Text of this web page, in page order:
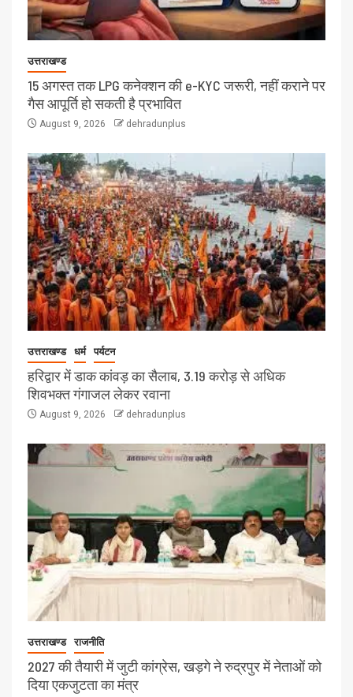
उत्तराखण्ड
15 अगस्त तक LPG कनेक्शन की e-KYC जरूरी, नहीं कराने पर
गैस आपूर्ति हो सकती है प्रभावित
August 9, 2026 dehradunplus
उत्तराखण्ड धर्म पर्यटन
हरिद्वार में डाक कांवड़ का सैलाब, 3.19 करोड़ से अधिक
शिवभक्त गंगाजल लेकर रवाना
August 9, 2026 dehradunplus
उत्तराखण्ड राजनीति
2027 की तैयारी में जुटी कांग्रेस, खड़गे ने रुद्रपुर में नेताओं को
दिया एकजुटता का मंत्र